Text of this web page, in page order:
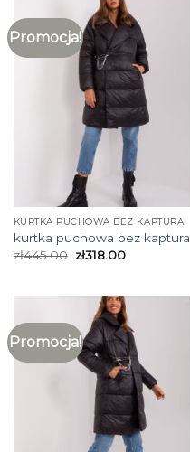
Promocja!
KURTKA PUCHOWA BEZ KAPTURA
kurtka puchowa bez kaptura
zł445.00 zł318.00
Promocja!